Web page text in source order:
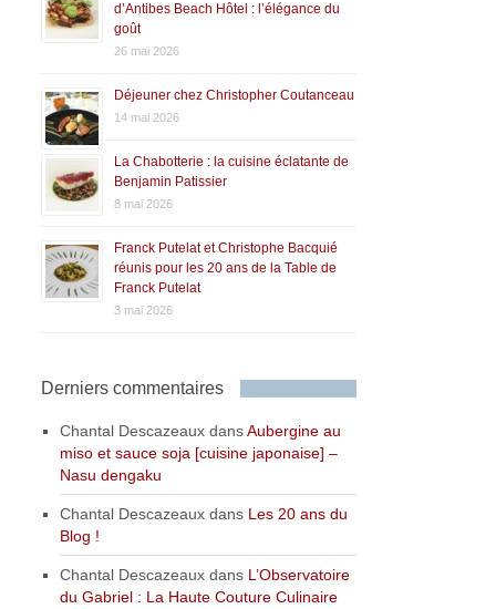
d’Antibes Beach Hôtel : l’élégance du
goût
26 mai 2026
Déjeuner chez Christopher Coutanceau
14 mai 2026
La Chabotterie : la cuisine éclatante de
Benjamin Patissier
8 mai 2026
Franck Putelat et Christophe Bacquié
réunis pour les 20 ans de la Table de
Franck Putelat
3 mai 2026
Derniers commentaires
Chantal Descazeaux dansAubergine au
miso et sauce soja [cuisine japonaise] –
Nasu dengaku
Chantal Descazeaux dans Les 20 ans du
Blog !
Chantal Descazeaux dans L’Observatoire
du Gabriel : La Haute Couture Culinaire